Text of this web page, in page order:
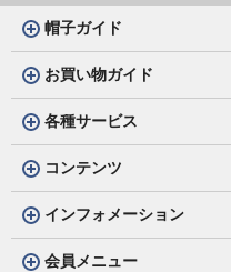
帽子ガイド
お買い物ガイド
各種サービス
コンテンツ
インフォメーション
会員メニュー